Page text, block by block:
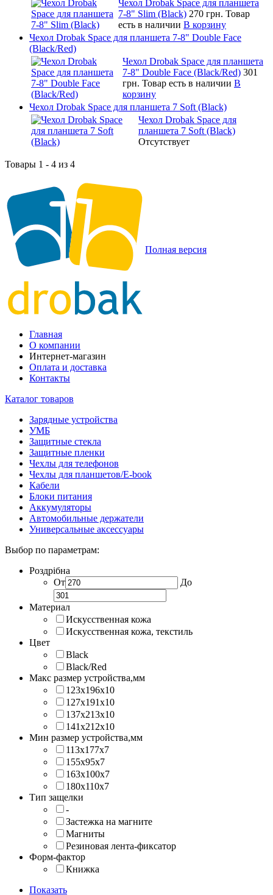
Чехол Drobak Space для планшета
7-8" Slim (Black) 270 грн. Товар
есть в наличии В корзину
Чехол Drobak Space для планшета 7-8" Double Face
(Black/Red)
Чехол Drobak Space для планшета
7-8" Double Face (Black/Red) 301
грн. Товар есть в наличии В
корзину
Чехол Drobak Space для планшета 7 Soft (Black)
Чехол Drobak Space для
планшета 7 Soft (Black)
Отсутствует
Товары 1 - 4 из 4
Полная версия
Главная
О компании
Интернет-магазин
Оплата и доставка
Контакты
Каталог товаров
Зарядные устройства
УМБ
Защитные стекла
Защитные пленки
Чехлы для телефонов
Чехлы для планшетов/E-book
Кабели
Блоки питания
Аккумуляторы
Автомобильные держатели
Универсальные аксессуары
Выбор по параметрам:
Роздрібна
От
До
Материал
Искусственная кожа
Искусственная кожа, текстиль
Цвет
Black
Black/Red
Макс размер устройства,мм
123х196х10
127х191х10
137х213х10
141х212х10
Мин размер устройства,мм
113x177x7
155x95x7
163x100x7
180x110x7
Тип защелки
-
Застежка на магните
Магниты
Резиновая лента-фиксатор
Форм-фактор
Книжка
Показать